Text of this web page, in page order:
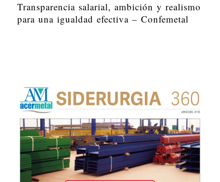
Transparencia salarial, ambición y realismo
para una igualdad efectiva – Confemetal